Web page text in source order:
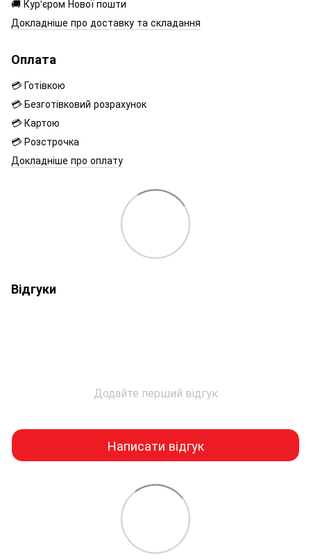
🚚 Кур'єром Нової пошти
Докладніше про доставку та складання
Оплата
💳 Готівкою
💳 Безготівковий розрахунок
💳 Картою
💳 Розстрочка
Докладніше про оплату
Відгуки
Додайте перший відгук
Написати відгук